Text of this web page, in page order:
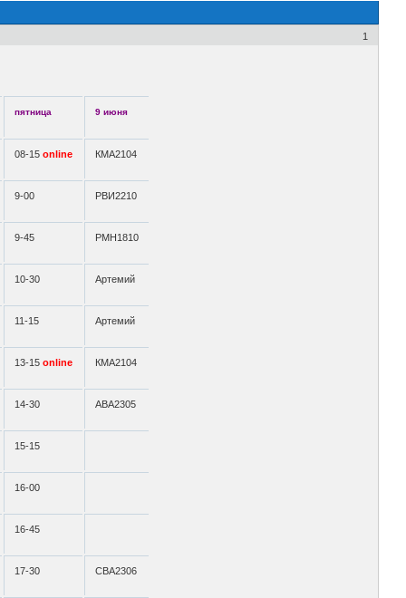
1
пятница 9 июня
08-15online КМА2104
9-00 РВИ2210
9-45 РМН1810
10-30 Артемий
11-15 Артемий
13-15online КМА2104
14-30 АВА2305
15-15
16-00
16-45
17-30 СВА2306